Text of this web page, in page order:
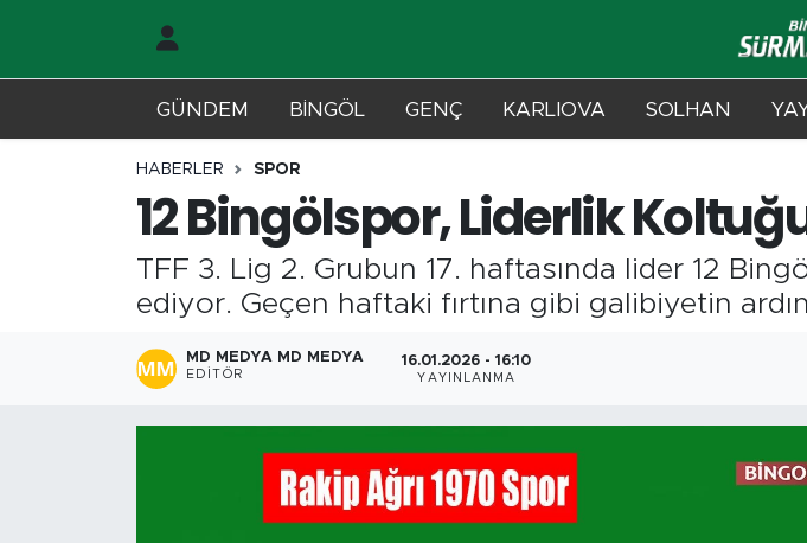
GÜNDEM BİNGÖL GENÇ KARLIOVA SOLHAN
HABERLER SPOR
12 Bingölspor, Liderlik
TFF 3. Lig 2. Grubun 17. haftasında lider 12
ediyor. Geçen haftaki fırtına gibi galibiyetin
MD MEDYA MD MEDYA
EDITÖR
16.01.2026 - 16:10
YAYINLANMA
Yayladere-Yedisu
Merkez Trafik Yoğunluk Haritası
Süper Lig Puan Durumu ve Fikstür
Son Dakika Haberleri